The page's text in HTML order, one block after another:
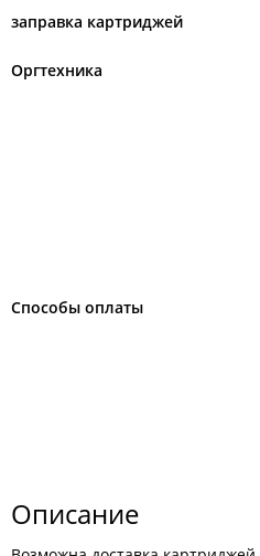
заправка картриджей
Оргтехника
Способы оплаты
Описание